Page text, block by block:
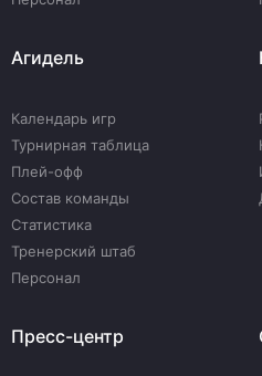
Агидель
Календарь игр
Турнирная таблица
Плей-офф
Состав команды
Статистика
Тренерский штаб
Персонал
Пресс-центр